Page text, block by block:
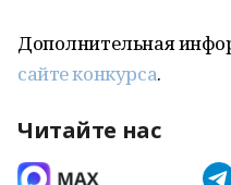
Дополнительная
сайте конкурса.
Читайте нас